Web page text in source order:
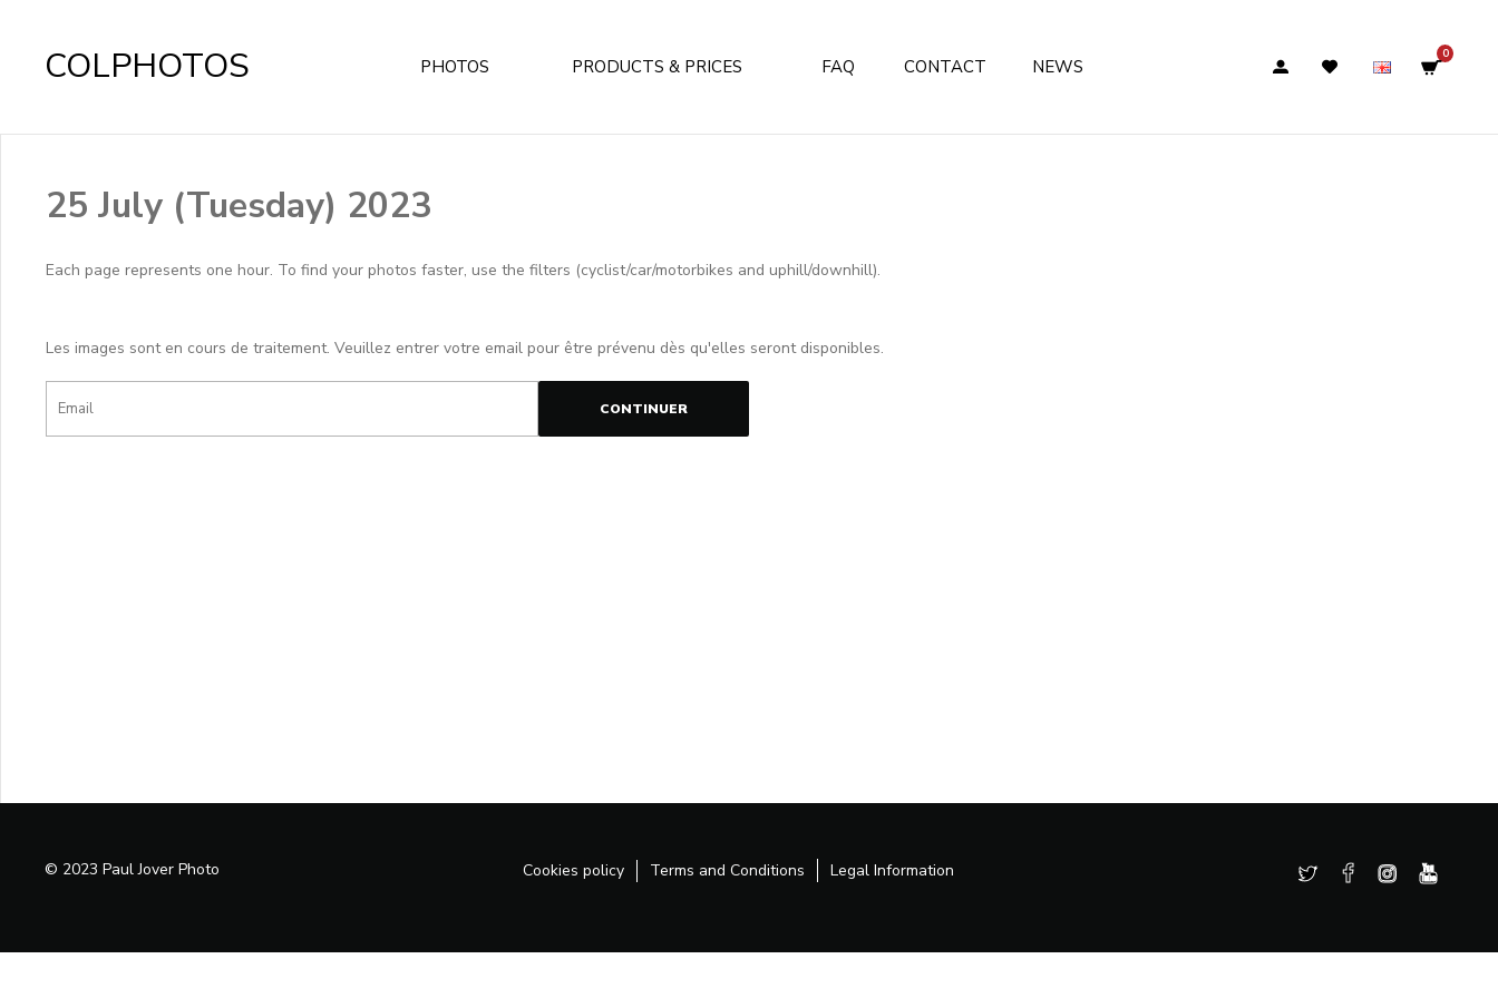
COLPHOTOS 0
PHOTOS PRODUCTS & PRICES FAQ CONTACT NEWS
25 July (Tuesday) 2023
Each page represents one hour. To find your photos faster, use the filters (cyclist/car/motorbikes and uphill/downhill).
Les images sont en cours de traitement. Veuillez entrer votre email pour être prévenu dès qu'elles seront disponibles.
CONTINUER
© 2023 Paul Jover Photo Cookies policy Terms and Conditions Legal Information